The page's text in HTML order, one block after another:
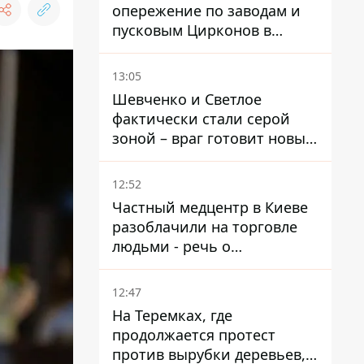
опережение по заводам и
пусковым Цирконов в
России
13:05
Шевченко и Светлое
фактически стали серой
зоной – враг готовит новые
атаки на Добропольском
направлении
12:52
Частный медцентр в Киеве
разоблачили на торговле
людьми - речь о
суррогатном материнстве
12:47
На Теремках, где
продолжается протест
против вырубки деревьев,